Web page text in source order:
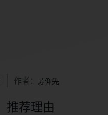
作者： 苏仰先
推荐理由